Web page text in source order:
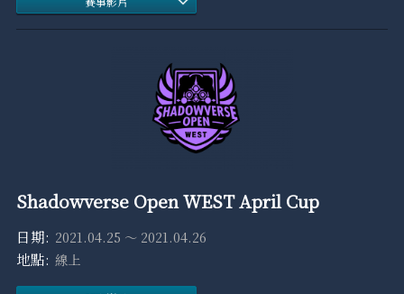
Shadowverse Open WEST April Cup
2021.04.25 ～ 2021.04.26
線上